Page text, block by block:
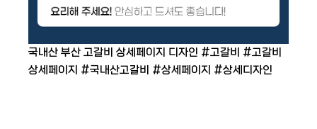
국내산 부산 고갈비 상세페이지 디자인 #고갈비 #고갈비
상세페이지 #국내산고갈비 #상세페이지 #상세디자인